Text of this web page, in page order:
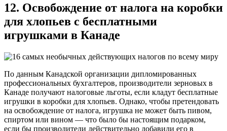
12. Освобождение от налога на коробки
для хлопьев с бесплатными
игрушками в Канаде
По данным Канадской организации дипломированных
профессиональных бухгалтеров, производители зерновых в
Канаде получают налоговые льготы, если кладут бесплатные
игрушки в коробки для хлопьев. Однако, чтобы претендовать
на освобождение от налога, игрушка не может быть пивом,
спиртом или вином — что было бы настоящим подарком,
если бы производители действительно добавили его в